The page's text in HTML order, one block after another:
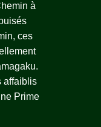
à
ces
affaiblis
Prime